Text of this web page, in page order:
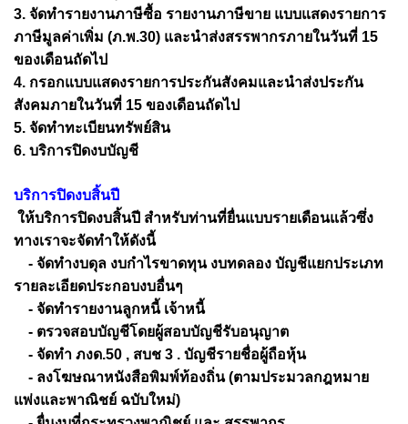
3. จัดทำรายงานภาษีซื้อ รายงานภาษีขาย แบบแสดงรายการ
ภาษีมูลค่าเพิ่ม (ภ.พ.30) และนำส่งสรรพากรภายในวันที่ 15
ของเดือนถัดไป
4. กรอกแบบแสดงรายการประกันสังคมและนำส่งประกัน
สังคมภายในวันที่ 15 ของเดือนถัดไป
5. จัดทำทะเบียนทรัพย์สิน
6. บริการปิดงบบัญชี
บริการปิดงบสิ้นปี
ให้บริการปิดงบสิ้นปี สำหรับท่านที่ยื่นแบบรายเดือนแล้วซึ่ง
ทางเราจะจัดทำให้ดังนี้
- จัดทำงบดุล งบกำไรขาดทุน งบทดลอง บัญชีแยกประเภท
รายละเอียดประกอบงบอื่นๆ
- จัดทำรายงานลูกหนี้ เจ้าหนี้
- ตรวจสอบบัญชีโดยผู้สอบบัญชีรับอนุญาต
- จัดทำ ภงด.50 , สบช 3 . บัญชีรายชื่อผู้ถือหุ้น
- ลงโฆษณาหนังสือพิมพ์ท้องถิ่น (ตามประมวลกฎหมาย
แพ่งและพาณิชย์ ฉบับใหม่)